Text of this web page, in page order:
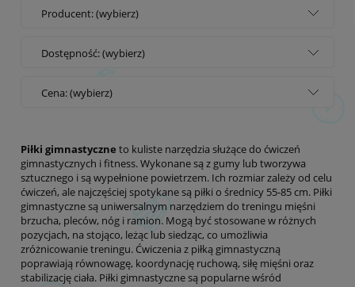
Producent: (wybierz)
Dostępność: (wybierz)
Cena: (wybierz)
Piłki gimnastyczne to kuliste narzędzia służące do ćwiczeń
gimnastycznych i fitness. Wykonane są z gumy lub tworzywa
sztucznego i są wypełnione powietrzem. Ich rozmiar zależy od celu
ćwiczeń, ale najczęściej spotykane są piłki o średnicy 55-85 cm. Piłki
gimnastyczne są uniwersalnym narzędziem do treningu mięśni
brzucha, pleców, nóg i ramion. Mogą być stosowane w różnych
pozycjach, na stojąco, leżąc lub siedząc, co umożliwia
zróżnicowanie treningu. Ćwiczenia z piłką gimnastyczną
poprawiają równowagę, koordynację ruchową, siłę mięśni oraz
stabilizację ciała. Piłki gimnastyczne są popularne wśród